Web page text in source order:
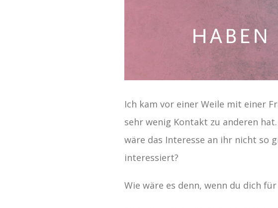
Ich kam vor einer Weile mit einer
sehr wenig Kontakt zu anderen
wäre das Interesse an ihr nicht so
interessiert?
Wie wäre es denn, wenn du dich